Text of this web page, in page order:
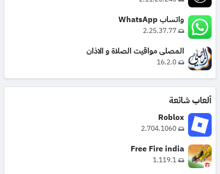
واتساب WhatsApp
2.25.37.77
المصلي مواقيت الصلاة و الاذان
16.2.0
ألعاب شائعة
Roblox
2.704.1060
Free Fire india
1.119.1